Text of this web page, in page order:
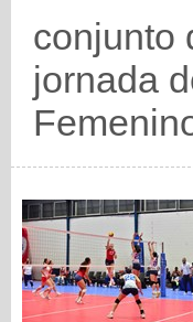
conjunto
jornada